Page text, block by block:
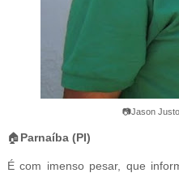
📷Jason
🏠Parnaíba (PI)
É com imenso pesar, que